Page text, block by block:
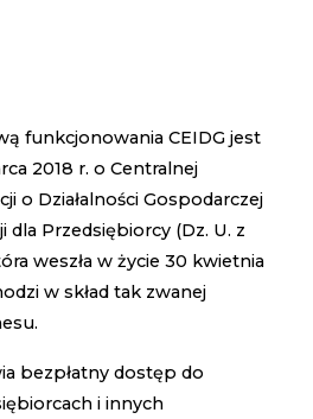
funkcjonowania CEIDG jest
2018 r. o Centralnej
o Działalności Gospodarczej
Przedsiębiorcy (Dz. U. z
weszła w życie 30 kwietnia
w skład tak zwanej
bezpłatny dostęp do
i innych